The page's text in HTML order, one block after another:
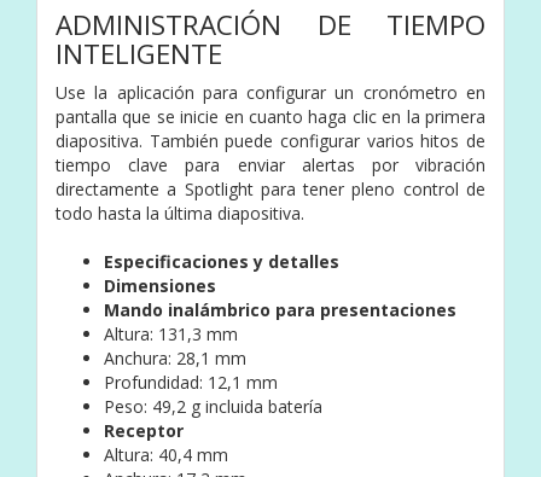
ADMINISTRACIÓN DE TIEMPO
INTELIGENTE
Use la aplicación para configurar un cronómetro en
pantalla que se inicie en cuanto haga clic en la primera
diapositiva. También puede configurar varios hitos de
tiempo clave para enviar alertas por vibración
directamente a Spotlight para tener pleno control de
todo hasta la última diapositiva.
Especificaciones y detalles
Dimensiones
Mando inalámbrico para presentaciones
Altura: 131,3 mm
Anchura: 28,1 mm
Profundidad: 12,1 mm
Peso: 49,2 g incluida batería
Receptor
Altura: 40,4 mm